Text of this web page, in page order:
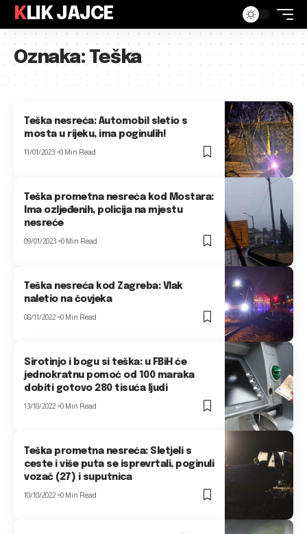
KLIK JAJCE
Oznaka:Teška
Teška nesreća: Automobil sletio s
mosta u rijeku, ima poginulih!
11/01/2023 0 Min Read
Teška prometna nesreća kod Mostara:
Ima ozljeđenih, policija na mjestu
nesreće
09/01/2023 0 Min Read
Teška nesreća kod Zagreba: Vlak
naletio na čovjeka
08/11/2022 0 Min Read
Sirotinjo i bogu si teška: u FBiH će
jednokratnu pomoć od 100 maraka
dobiti gotovo 280 tisuća ljudi
13/10/2022 0 Min Read
Teška prometna nesreća: Sletjeli s
ceste i više puta se isprevrtali, poginuli
vozač (27) i suputnica
10/10/2022 0 Min Read